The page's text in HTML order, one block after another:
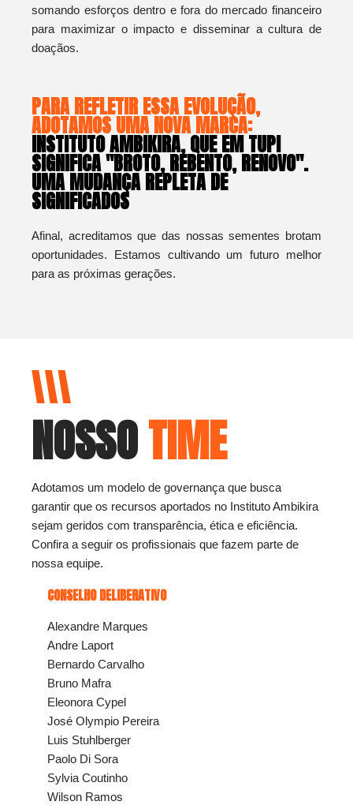
somando esforços dentro e fora do mercado financeiro
para maximizar o impacto e disseminar a cultura de
doaçãos.
PARA REFLETIR ESSA EVOLUÇÃO,
ADOTAMOS UMA NOVA MARCA:
INSTITUTO AMBIKIRA, QUE EM TUPI
SIGNIFICA "BROTO, REBENTO, RENOVO".
UMA MUDANÇA REPLETA DE
SIGNIFICADOS
Afinal, acreditamos que das nossas sementes brotam
oportunidades. Estamos cultivando um futuro melhor
para as próximas gerações.
NOSSOTIME
Adotamos um modelo de governança que busca
garantir que os recursos aportados no Instituto Ambikira
sejam geridos com transparência, ética e eficiência.
Confira a seguir os profissionais que fazem parte de
nossa equipe.
CONSELHO DELIBERATIVO
Alexandre Marques
Andre Laport
Bernardo Carvalho
Bruno Mafra
Eleonora Cypel
José Olympio Pereira
Luis Stuhlberger
Paolo Di Sora
Sylvia Coutinho
Wilson Ramos